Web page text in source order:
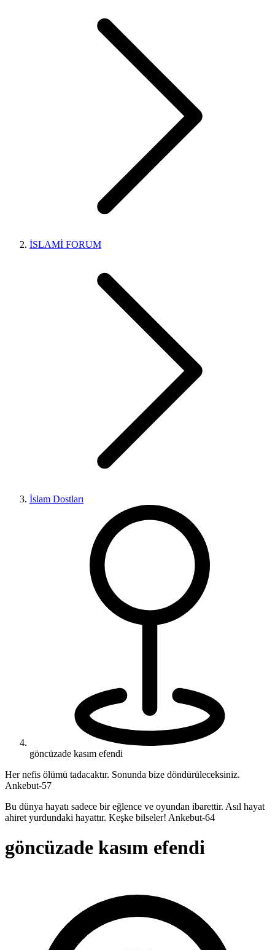
İSLAMİ FORUM
İslam Dostları
göncüzade kasım efendi
Her nefis ölümü tadacaktır. Sonunda bize döndürüleceksiniz.
Ankebut-57
Bu dünya hayatı sadece bir eğlence ve oyundan ibarettir. Asıl hayat
ahiret yurdundaki hayattır. Keşke bilseler! Ankebut-64
göncüzade kasım efendi